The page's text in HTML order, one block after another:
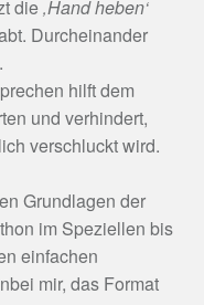
die‚Hand heben‘
Durcheinander
hilft dem
und verhindert,
verschluckt wird.
Grundlagen der
im Speziellen bis
einfachen
mir, das Format